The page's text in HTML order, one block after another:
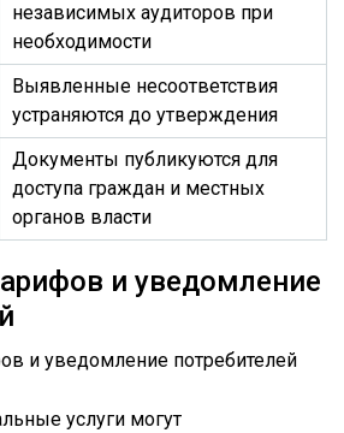
независимых аудиторов при
необходимости
Выявленные несоответствия
устраняются до утверждения
Документы публикуются для
доступа граждан и местных
органов власти
и уведомление
услуги могут